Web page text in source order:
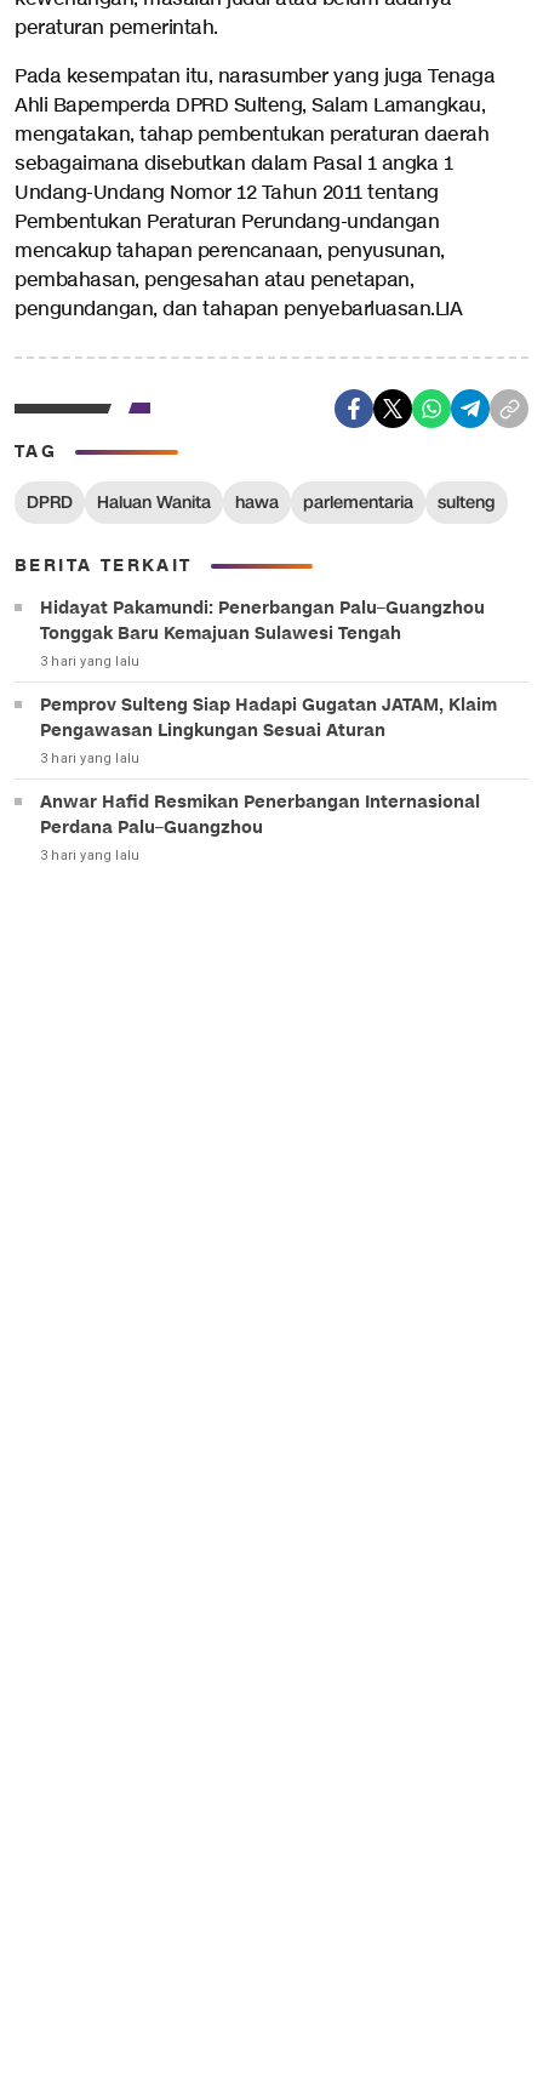
peraturan pemerintah.
Pada kesempatan itu, narasumber yang juga Tenaga
Ahli Bapemperda DPRD Sulteng, Salam Lamangkau,
mengatakan, tahap pembentukan peraturan daerah
sebagaimana disebutkan dalam Pasal 1 angka 1
Undang-Undang Nomor 12 Tahun 2011 tentang
Pembentukan Peraturan Perundang-undangan
mencakup tahapan perencanaan, penyusunan,
pembahasan, pengesahan atau penetapan,
pengundangan, dan tahapan penyebarluasan.LIA
TAG
DPRD Haluan Wanita hawa parlementaria sulteng
BERITA TERKAIT
Hidayat Pakamundi: Penerbangan Palu–Guangzhou
Tonggak Baru Kemajuan Sulawesi Tengah
3 hari yang lalu
Pemprov Sulteng Siap Hadapi Gugatan JATAM, Klaim
Pengawasan Lingkungan Sesuai Aturan
3 hari yang lalu
Anwar Hafid Resmikan Penerbangan Internasional
Perdana Palu–Guangzhou
3 hari yang lalu